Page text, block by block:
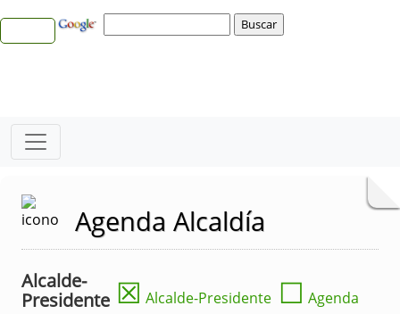
Agenda Alcaldía
Alcalde-
Presidente ☒ Alcalde-Presidente ☐ Agenda